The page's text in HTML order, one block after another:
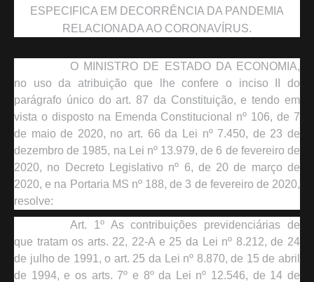
ESPECIFICA EM DECORRÊNCIA DA PANDEMIA
RELACIONADA AO CORONAVÍRUS.
O MINISTRO DE ESTADO DA ECONOMIA,
no uso da atribuição que lhe confere o inciso II do
parágrafo único do art. 87 da Constituição, e tendo em
vista o disposto na Emenda Constitucional nº 106, de 7
de maio de 2020, no art. 66 da Lei nº 7.450, de 23 de
dezembro de 1985, na Lei nº 13.979, de 6 de fevereiro de
2020, no Decreto Legislativo nº 6, de 20 de março de
2020, e na Portaria MS nº 188, de 3 de fevereiro de 2020,
resolve:
Art. 1º As contribuições previdenciárias de
que tratam os arts. 22, 22-A e 25 da Lei nº 8.212, de 24
de julho de 1991, o art. 25 da Lei nº 8.870, de 15 de abril
de 1994, e os arts. 7º e 8º da Lei nº 12.546, de 14 de